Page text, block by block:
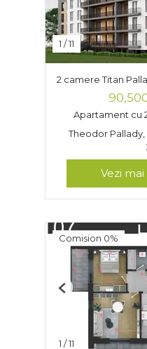
1 /11
2 camere Titan
Apartament cu
Theodor
Vezi
Comision 0%
1 /11
Previous